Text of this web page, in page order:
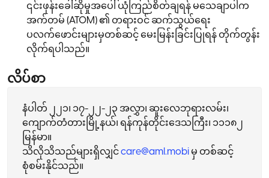
၎င်းဖုန်းခေါ်ဆိုမှုအပေါ် ယုံကြည်စိတ်ချရန် မသေချာပါက
အက်တမ် (ATOM) ၏ တရားဝင် ဆက်သွယ်ရေး
ပလက်ဖောင်းများမှတစ်ဆင့် မေးမြန်းခြင်းပြုရန် တိုက်တွန်း
လိုက်ရပါသည်။
လိပ်စာ
နံပါတ် ၂၂၁၊ ၁၇-၂၂-၂၃ အလွှာ၊ ဆူးလေဘုရားလမ်း၊
ကျောက်တံတားမြို့နယ်၊ ရန်ကုန်တိုင်းဒေသကြီး၊ ၁၁၁၈၂
မြန်မာ။
သိလိုသိသည်များရှိလျှင်care@aml.mobi မှ တစ်ဆင့်
စုံစမ်းနိုင်သည်။